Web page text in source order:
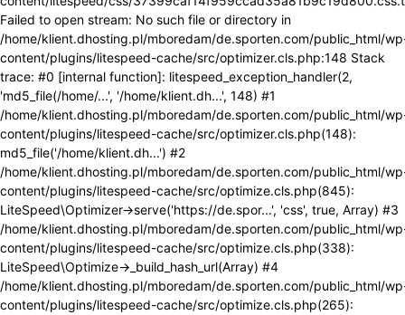
Failed to open stream: No such file or directory in
/home/klient.dhosting.pl/mboredam/de.sporten.com/public_html/
content/plugins/litespeed-cache/src/optimizer.cls.php:148 Stack
trace: #0 [internal function]: litespeed_exception_handler(2,
'md5_file(/home/...', '/home/klient.dh...', 148) #1
/home/klient.dhosting.pl/mboredam/de.sporten.com/public_html/
content/plugins/litespeed-cache/src/optimizer.cls.php(148):
md5_file('/home/klient.dh...') #2
/home/klient.dhosting.pl/mboredam/de.sporten.com/public_html/
content/plugins/litespeed-cache/src/optimize.cls.php(845):
LiteSpeed\Optimizer->serve('https://de.spor...', 'css', true, Array) #3
/home/klient.dhosting.pl/mboredam/de.sporten.com/public_html/
content/plugins/litespeed-cache/src/optimize.cls.php(338):
LiteSpeed\Optimize->_build_hash_url(Array) #4
/home/klient.dhosting.pl/mboredam/de.sporten.com/public_html/
content/plugins/litespeed-cache/src/optimize.cls.php(265):